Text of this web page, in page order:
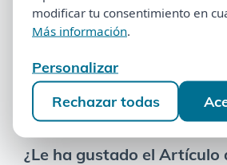
formulario o llame al 900525939
No se pudo cargar el
¿Le ha gustado el Artículo
modificar tu consentimiento en
Más información.
Personalizar
Rechazar todas
modificar tu consentimiento en
Más información
Personalizar
Rechazar todas